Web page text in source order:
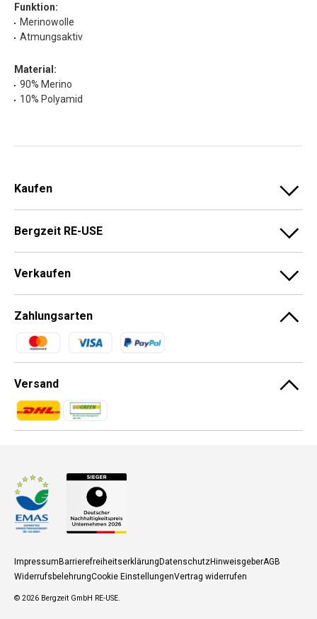
Funktion:
Merinowolle
Atmungsaktiv
Material:
90% Merino
10% Polyamid
Kaufen
Bergzeit RE-USE
Verkaufen
Zahlungsarten
Zahlungsmethoden
Versand
Zahlungsmethoden
Zahlungsmethoden
ImpressumBarrierefreiheitserklärungDatenschutzHinweisgeberAGB
WiderrufsbelehrungCookie EinstellungenVertrag widerrufen
© 2026 Bergzeit GmbH RE-USE.